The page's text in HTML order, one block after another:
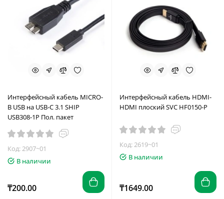
Интерфейсный кабель MICRO-
B USB на USB-C 3.1 SHIP
USB308-1P Пол. пакет
Код: 2907~01
В наличии
₸200.00
Интерфейсный кабель HDMI-
HDMI плоский SVC HF0150-P
Код: 2619~01
В наличии
₸1649.00